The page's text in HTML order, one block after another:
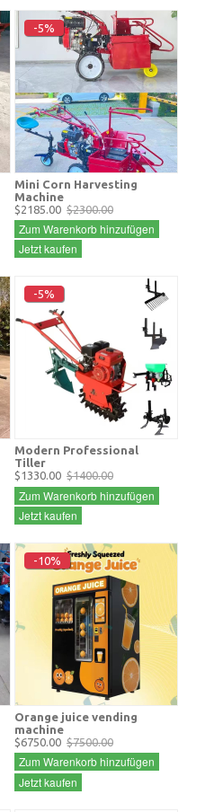
-5%
Mini Corn Harvesting
Machine
$2185.00 $2300.00
Zum Warenkorb hinzufügen
Jetzt kaufen
-5%
Modern Professional
Tiller
$1330.00 $1400.00
Zum Warenkorb hinzufügen
Jetzt kaufen
-10%
Orange juice vending
machine
$6750.00 $7500.00
Zum Warenkorb hinzufügen
Jetzt kaufen